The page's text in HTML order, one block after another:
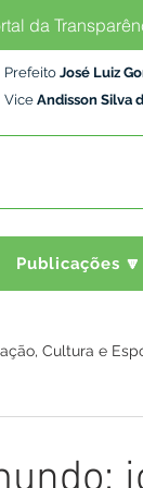
da
Prefeito José Luiz
Vice Andisson Silva
Publicações 🔽
Cultura e